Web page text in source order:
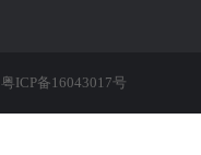
粤ICP备16043017号